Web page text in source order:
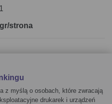
strona
z myślą o osobach, które zwracają
drukarek i urządzeń